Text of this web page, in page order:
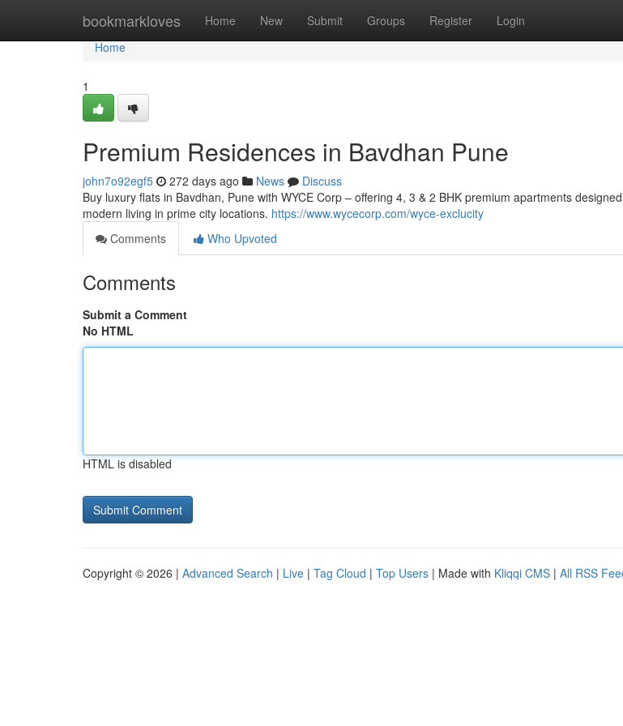
bookmarkloves Home New Submit Groups Register Login
Home
Home
1
Premium Residences in Bavdhan Pune
john7o92egf5 272 days ago News
Discuss
Buy luxury flats in Bavdhan, Pune with WYCE Corp – offering 4, 3 & 2 BHK premium apartments
modern living in prime city locations. https://www.wycecorp.com/wyce-exclucity
Comments
Who Upvoted
Comments
Submit a Comment
No HTML
HTML is disabled
Copyright © 2026 | Advanced Search | Live | Tag Cloud | Top Users | Made with Kliqqi CMS | All RSS